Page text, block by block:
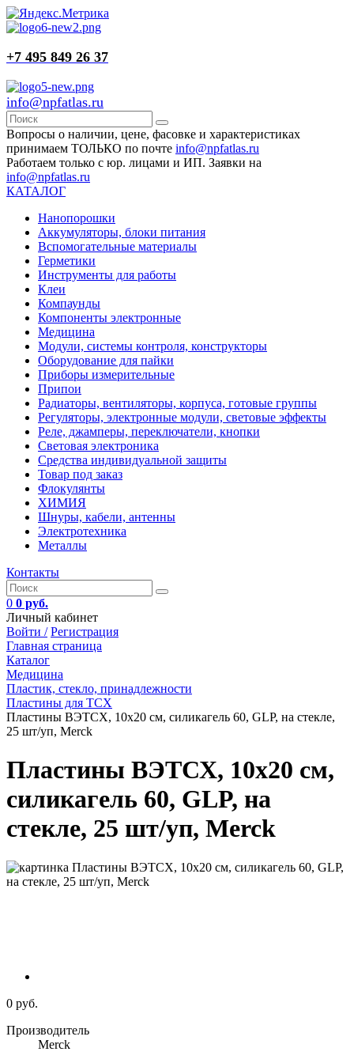
+7 495 849 26 37
info@npfatlas.ru
Вопросы о наличии, цене, фасовке и характеристиках
принимаем ТОЛЬКО по почте info@npfatlas.ru
Работаем только с юр. лицами и ИП. Заявки на
info@npfatlas.ru
КАТАЛОГ
Нанопорошки
Аккумуляторы, блоки питания
Вспомогательные материалы
Герметики
Инструменты для работы
Клеи
Компаунды
Компоненты электронные
Медицина
Модули, системы контроля, конструкторы
Оборудование для пайки
Приборы измерительные
Припои
Радиаторы, вентиляторы, корпуса, готовые группы
Регуляторы, электронные модули, световые эффекты
Реле, джамперы, переключатели, кнопки
Световая электроника
Средства индивидуальной защиты
Товар под заказ
Флокулянты
ХИМИЯ
Шнуры, кабели, антенны
Электротехника
Металлы
Контакты
0 0 руб.
Личный кабинет
Войти / Регистрация
Главная страница
Каталог
Медицина
Пластик, стекло, принадлежности
Пластины для ТСХ
Пластины ВЭТСХ, 10х20 см, силикагель 60, GLP, на стекле,
25 шт/уп, Merck
Пластины ВЭТСХ, 10х20 см,
силикагель 60, GLP, на
стекле, 25 шт/уп, Merck
0 руб.
Производитель
Merck